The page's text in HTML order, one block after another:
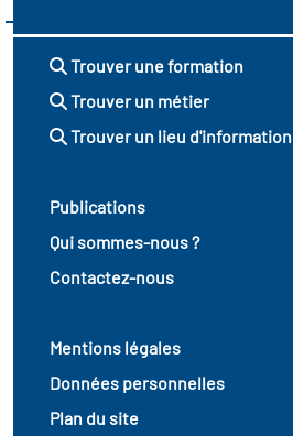
Trouver une formation
Trouver un métier
Trouver un lieu d'information
Publications
Qui sommes-nous ?
Contactez-nous
Mentions légales
Données personnelles
Plan du site